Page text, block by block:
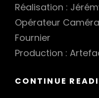
Réalisation :
Opérateur
Fournier
Production :
CONTINUE